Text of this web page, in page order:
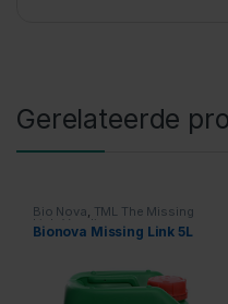
Gerelateerde
Bio Nova, TML The Missing
Link Voeding
Bionova Missing Link 5L